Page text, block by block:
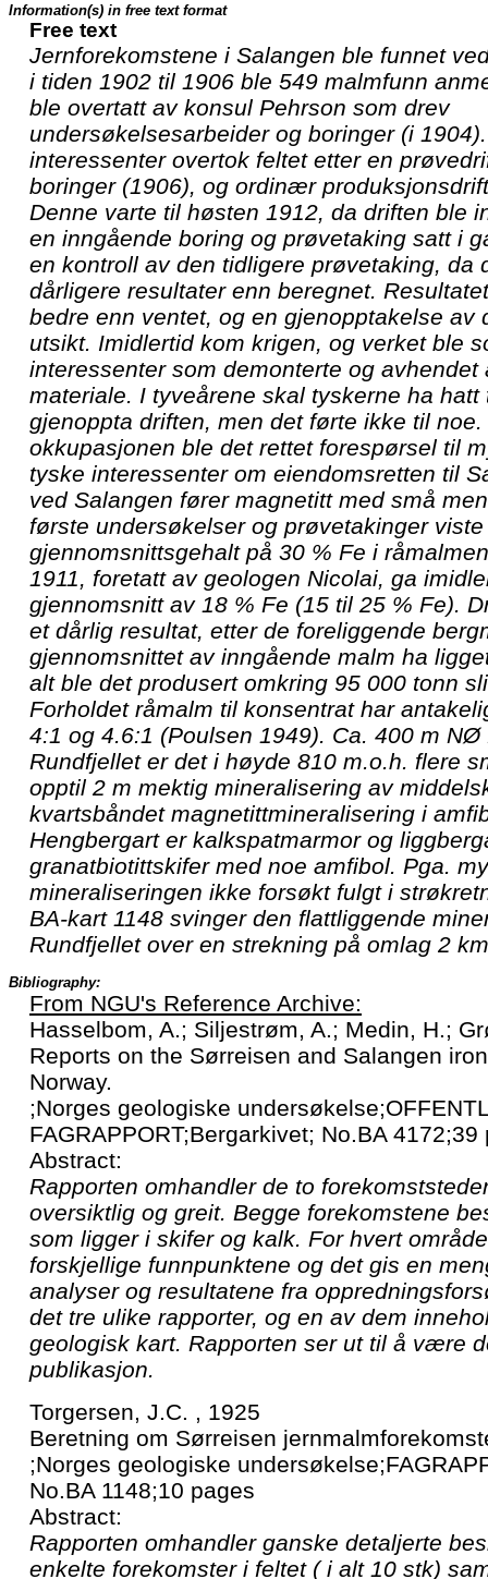
Information(s) in free text format
Free text
Jernforekomstene i Salangen ble funnet
i tiden 1902 til 1906 ble 549 malmfunn
ble overtatt av konsul Pehrson som drev
undersøkelsesarbeider og boringer (i
interessenter overtok feltet etter en
boringer (1906), og ordinær
Denne varte til høsten 1912, da driften ble
en inngående boring og prøvetaking satt i
en kontroll av den tidligere prøvetaking, da
dårligere resultater enn beregnet.
bedre enn ventet, og en gjenopptakelse av
utsikt. Imidlertid kom krigen, og verket ble
interessenter som demonterte og avhendet
materiale. I tyveårene skal tyskerne ha hatt
gjenoppta driften, men det førte ikke til noe.
okkupasjonen ble det rettet forespørsel til
tyske interessenter om eiendomsretten til
ved Salangen fører magnetitt med små
første undersøkelser og prøvetakinger
gjennomsnittsgehalt på 30 % Fe i
1911, foretatt av geologen Nicolai, ga
gjennomsnitt av 18 % Fe (15 til 25 % Fe).
et dårlig resultat, etter de foreliggende
gjennomsnittet av inngående malm ha
alt ble det produsert omkring 95 000 tonn
Forholdet råmalm til konsentrat har
4:1 og 4.6:1 (Poulsen 1949). Ca. 400 m NØ
Rundfjellet er det i høyde 810 m.o.h. flere
opptil 2 m mektig mineralisering av
kvartsbåndet magnetittmineralisering i
Hengbergart er kalkspatmarmor og
granatbiotittskifer med noe amfibol. Pga.
mineraliseringen ikke forsøkt fulgt i
BA-kart 1148 svinger den flattliggende
Rundfjellet over en strekning på omlag 2
Bibliography:
From NGU's Reference Archive:
Hasselbom, A.; Siljestrøm, A.; Medin, H.;
Reports on the Sørreisen and Salangen
Norway.
;Norges geologiske
FAGRAPPORT;Bergarkivet; No.BA 4172;39
Abstract:
Rapporten omhandler de to
oversiktlig og greit. Begge forekomstene
som ligger i skifer og kalk. For hvert
forskjellige funnpunktene og det gis en
analyser og resultatene fra
det tre ulike rapporter, og en av dem
geologisk kart. Rapporten ser ut til å være
publikasjon.
Torgersen, J.C. , 1925
Beretning om Sørreisen
;Norges geologiske
No.BA 1148;10 pages
Abstract:
Rapporten omhandler ganske detaljerte
enkelte forekomster i feltet ( i alt 10 stk)